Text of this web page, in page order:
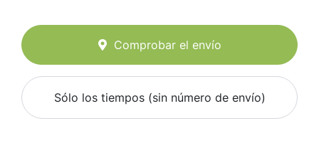
Comprobar el envío
Sólo los tiempos (sin número de envío)